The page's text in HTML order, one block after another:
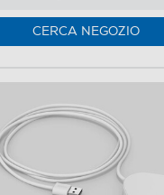
CERCA NEGOZIO